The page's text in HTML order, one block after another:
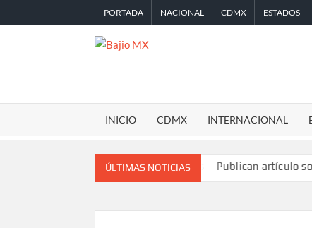
al
PORTADA NACIONAL CDMX ESTADOS
MX
INICIO CDMX INTERNACIONAL
ÚLTIMAS NOTICIAS
femeninas en sus canciones Publican artículo sobre